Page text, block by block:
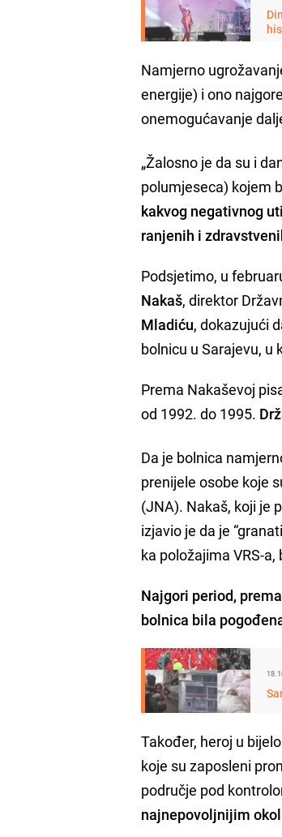
Namjerno
energije) i ono
onemogućavanje
„Žalosno je da su i
polumjeseca) kojem
kakvog negativnog
ranjenih i
Podsjetimo, u
Nakaš, direktor
Mladiću, dokazujući
bolnicu u Sarajevu, u
Prema Nakaševoj
od 1992. do 1995.
Da je bolnica
prenijele osobe koje
(JNA). Nakaš, koji je
izjavio je da je
ka položajima VRS-
Najgori period,
bolnica bila
Također, heroj u
koje su zaposleni
područje pod
najnepovoljnijim